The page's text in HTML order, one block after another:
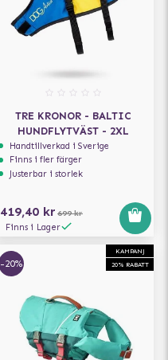
TRE KRONOR - BALTIC
HUNDFLYTVÄST - 2XL
Handtillverkad i Sverige
Finns i fler färger
Justerbar i storlek
419,40 kr 699 kr
Finns i Lager
KAMPANJ
20% RABATT
-20%